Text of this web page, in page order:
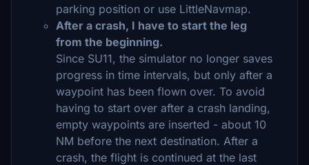
parking position or use LittleNavmap.
After a crash, I have to start the leg
from the beginning.
Since SU11, the simulator no longer saves
progress in time intervals, but only after a
waypoint has been flown over. To avoid
having to start over after a crash landing,
empty waypoints are inserted - about 10
NM before the next destination. After a
crash, the flight is continued at the last